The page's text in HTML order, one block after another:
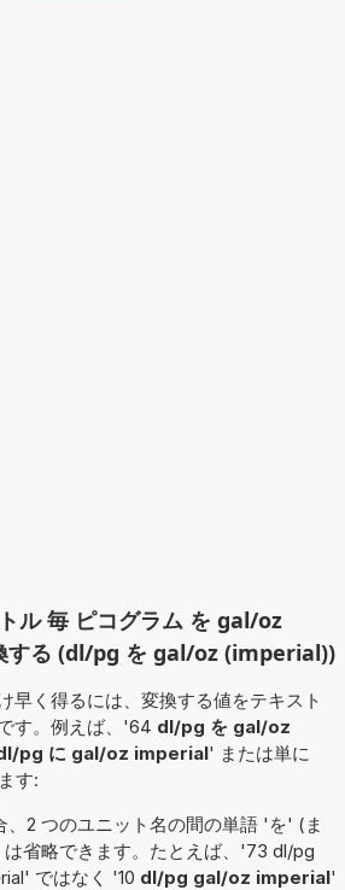
ル 毎 ピコグラム を gal/oz
する (dl/pg を gal/oz (imperial))
早く得るには、変換する値をテキスト
す。例えば、'64 dl/pg を gal/oz
pg に gal/oz imperial' または単に
す:
、2 つのユニット名の間の単語 'を' (ま
省略できます。たとえば、'73 dl/pg
ではなく '10 dl/pg gal/oz imperial'